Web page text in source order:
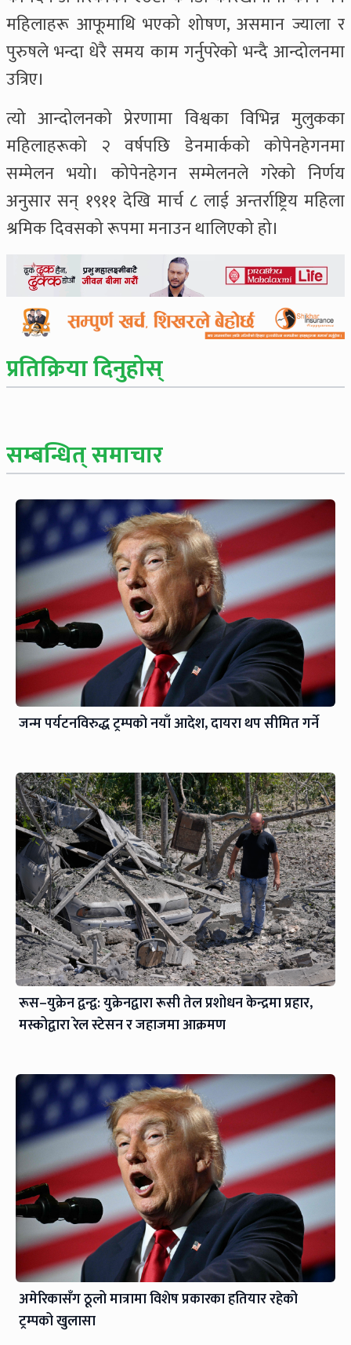
महिलाहरू आफूमाथि भएको शोषण, असमान ज्याला र
पुरुषले भन्दा धेरै समय काम गर्नुपरेको भन्दै आन्दोलनमा
उत्रिए।
त्यो आन्दोलनको प्रेरणामा विश्वका विभिन्न मुलुकका
महिलाहरूको २ वर्षपछि डेनमार्कको कोपेनहेगनमा
सम्मेलन भयो। कोपेनहेगन सम्मेलनले गरेको निर्णय
अनुसार सन् १९११ देखि मार्च ८ लाई अन्तर्राष्ट्रिय महिला
श्रमिक दिवसको रूपमा मनाउन थालिएको हो।
प्रतिक्रिया दिनुहोस्
सम्बन्धित् समाचार
जन्म पर्यटनविरुद्ध ट्रम्पको नयाँ आदेश, दायरा थप सीमित गर्ने
रूस–युक्रेन द्वन्द्व: युक्रेनद्वारा रूसी तेल प्रशोधन केन्द्रमा प्रहार,
मस्कोद्वारा रेल स्टेसन र जहाजमा आक्रमण
अमेरिकासँग ठूलो मात्रामा विशेष प्रकारका हतियार रहेको
ट्रम्पको खुलासा